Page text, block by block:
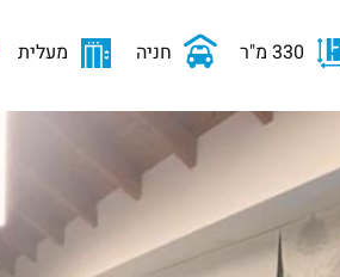
330 מ"ר חניה מעלית